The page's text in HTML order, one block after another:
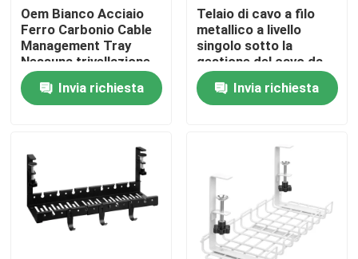
Contattaci
Richiedere un preventivo
Organizzatore per il deposito domestico
Staffe metalliche personalizzate
Oem Bianco Acciaio
Ferro Carbonio Cable
Management Tray
Nessuna trivellazione
sotto la scrivania
Invia richiesta
Telaio di cavo a filo
metallico a livello
singolo sotto la
gestione del cavo da
scrivania per ufficio e
casa Invia richiesta